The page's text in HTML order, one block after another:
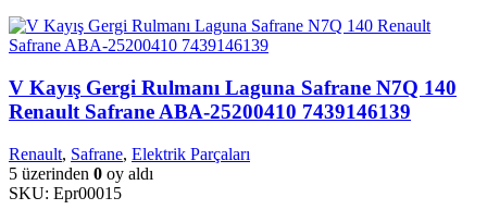
V Kayış Gergi Rulmanı Laguna Safrane N7Q 140
Renault Safrane ABA-25200410 7439146139
Renault, Safrane, Elektrik Parçaları
5 üzerinden 0 oy aldı
SKU: Epr00015